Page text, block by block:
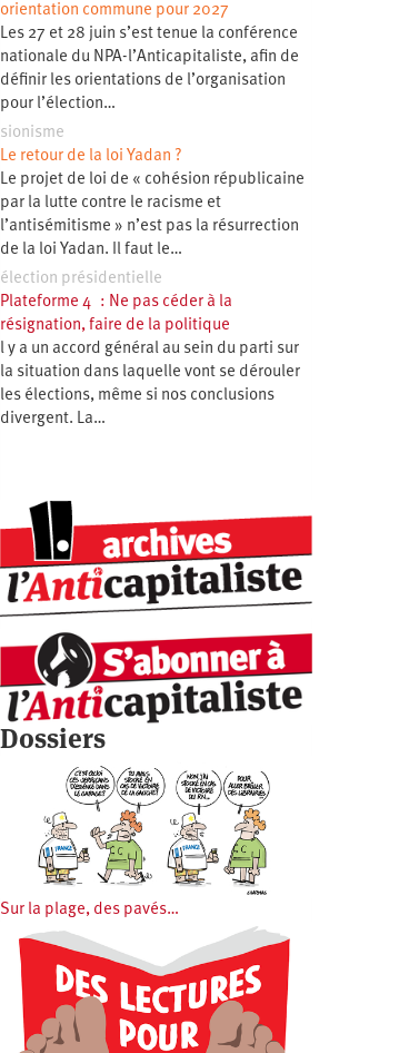
orientation commune pour 2027
Les 27 et 28 juin s’est tenue la conférence
nationale du NPA-l’Anticapitaliste, afin de
définir les orientations de l’organisation
pour l’élection…
sionisme
Le retour de la loi Yadan ?
Le projet de loi de « cohésion républicaine
par la lutte contre le racisme et
l’antisémitisme » n’est pas la résurrection
de la loi Yadan. Il faut le…
élection présidentielle
Plateforme 4 : Ne pas céder à la
résignation, faire de la politique
l y a un accord général au sein du parti sur
la situation dans laquelle vont se dérouler
les élections, même si nos conclusions
divergent. La…
Dossiers
Sur la plage, des pavés…